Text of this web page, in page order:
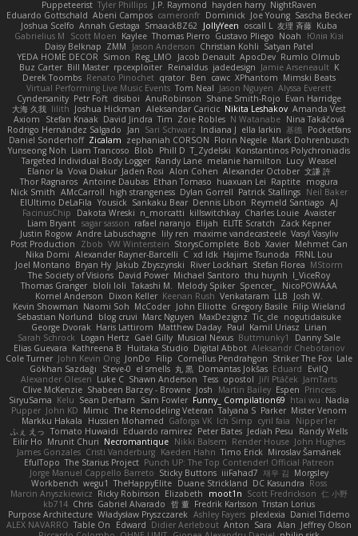
Puppeteerist Tyler Phillips J.P. Raymond hayden harry NightRaven
Eduardo Gottschald Abeni Campos cameronfr Dominick Joe Young Sascha Becker
Joshua Scelfo Annah Gestaga SmaackBZ62 JollyYeen oscall L 友理 斉藤 Kuba
Gabrielius M
Scott Moen Kaylee Thomas Pierro Gustavo Pliego Noah
Юлія Кізі
Daisy Belknap ZMM Jason Anderson Christian Kohli Satyan Patel
YEDA HOME DECOR Simon Reg_LMO Jacob Denault ApocDev Rumlo Olmub
Buz Carter Bill Master rpcexploiter Reinaldus jadedesign Jamie Arseneault K
Derek Toombs Renato Pinochet qrator Ben cawc XPhantom Mimski Beats
Virtual Performing Live Music Events Tom Neal Jason Nguyen Alyssa Everett
Cyndersanity Petr Fořt disiboi AnuRobinson Shane Smith-Rojo Evan Harridge
大海 久我 lilith Joshua Hickman Aleksandar Caricic Nikita Leshakov Amanda Vest
Axiom
Stefan Knaak David Jindra Tim Zoie Robles N Watanabe Nina Takáčová
Rodrigo Hernández Salgado
Jan Sari Schwarz Indiana J ella larkin 基德 Pocketfans
Daniel Sonderhoff Zicalam zephaniah CORSON Florin Negele Mark Dohrenbusch
Yunseong Noh Liam Trancoso Blob Phill D T_Zydelski Konstantinos Polychroniadis
Targeted Individual Body Logger Randy Lane melanie hamilton Lucy Weasel
Elanor la Vova Diakur Jaden Rosi Alon Cohen Alexander October 文謙 許
Thor Ragnaros Antoine Daubas Ethan Tomaso huaxuan Lei Raptite mogura
Nick Smith AMcCarroll high strangeness Dylan Gorrell Patrick Stallings Neil Baker
ElUltimo DeLaFila Yousick Sankaku Bear Dennis Libon Reymeld Santiago AJ
FacinusChip
Dakota Wreski n_morcatti killswitchkay Charles Louie Avaister
Liam Bryant sagar sasson rafael naranjo Elijah ELITE Scratch
Zack Kepner
Justin Rogow Andre Labuschagne lily ren maxime vandecasteele Vasyl Vasyliv
Post Production
Zbob VW Winterstein StorysComplete Bob Xavier Mehmet Can
Nika Domi Alexander Rayner-Barcelli C xd Idk Hajime Tsunoda
FRNL Lou
Joel Montano Bryan Hy Jakub Zbyszynski River Lockhart Stefan Florea MStorm
The Society of Visions David Power Michael Santoro thu huynh I_ViceRoy
Thomas Granger bloli loli Takashi M. Melody Spiker Spencer_
NicoPOWAAA
Kornel Anderson
Dixon Keller Keenan Rush Venkataram LLB
Josh W.
Kevin Showman Naomi Soh McCoder John Elliotte Gregory Basile Filip Wieland
Sebastian Norlund
blog cruvi Marc Nguyen MaxDezignz Tic_cle nogutidaisuke
George Dvorak Haris Lattirom Matthew Daday Paul Kamil Uriasz Lirian
Sarah Schrock
Logan Hertz Gaël Gilly Musical Nexus Buttmunky1
Danny Sale
Elias Guevara Kathreena B Huitaka Studio Digital Abbot Aleksandr Chebotariov
Cole Turner John Kevin Ong JonDo Filip Cornellus Pendrahgon Striker The Fox Lale
Gökhan Sazdağı
Steve-0 el smells 丸 黒 Domantas Jokšas Eduard
EvilQ
Alexander Olesen Luke C Shawn Anderson Tess opostol Jiří Ptáček JamTarts
Clive McKenzie Shabeen Barzey - Browne Josh Martin Bailey Espen Princess
SiryuSama Kelu Sean Derham Sam Fowler Funny_ Compilation69 htai wu Nadia
Pupper John KD Mimic The Remodeling Veteran Talyana S Parker Mister Venom
Markku Hakala
Hussien Mohamed Gaforga VK Ich Simp cyril faia
Nipper1er
ふぇ えっ Tomato Huwaidi Eduardo ramirez Peter Bates Jediah Pesu
Randy Wells
Eilir Ho Mrunit Churi Necromantique Nikki Balsem Render House John Hughes
James Gonzales Cristi Vanderburg Kaeden Hahn Timo Erick Miroslav Šamánek
EfulTopo The Starius Project Punch UP: The Top Contender! Official Patreon
Jorge Manuel Cappello Barreto Sticky Buttons iiiFahad7 재우 김 Morgsley
Workbench wegu1 TheHappyElite Duane Strickland DC Kasundra Ross
Marcin Anyszkiewicz Ricky Robinson Elizabeth moot1n Scott Fredrickson 仁 小野
kb714 Chris Gabriel Alvarado 哲 董 Fredrik Karlsson Tristan Lorius
Purpose Architecture Władysław Pryszczarek Ashley Fayers plexlexia Daniel Tidemo
ALEX NAVARRO Table On Edward Didier Aerlebout Anton Sara Alan Jeffrey Olson